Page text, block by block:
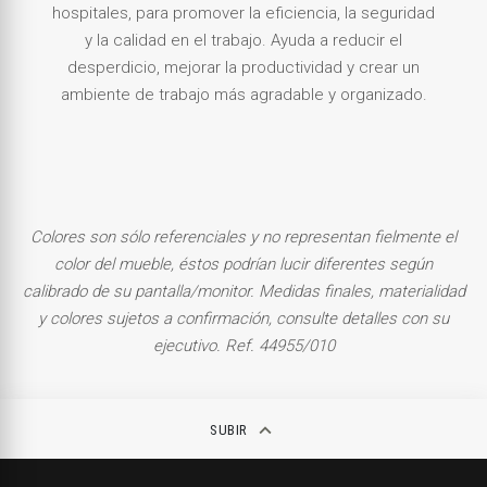
hospitales, para promover la eficiencia, la seguridad
y la calidad en el trabajo. Ayuda a reducir el
desperdicio, mejorar la productividad y crear un
ambiente de trabajo más agradable y organizado.
Colores son sólo referenciales y no representan fielmente el
color del mueble, éstos podrían lucir diferentes según
calibrado de su pantalla/monitor. Medidas finales, materialidad
y colores sujetos a confirmación, consulte detalles con su
ejecutivo. Ref. 44955/010
SUBIR keyboard_arrow_up